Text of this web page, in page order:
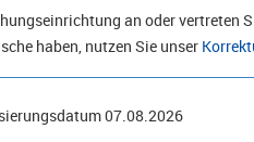
an oder vertreten
haben, nutzen Sie unser
07.08.2026